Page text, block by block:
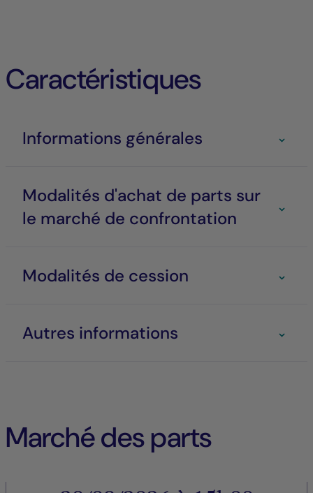
Caractéristiques
Informations générales
Modalités d'achat de parts sur
le marché de confrontation
Modalités de cession
Autres informations
Marché des parts